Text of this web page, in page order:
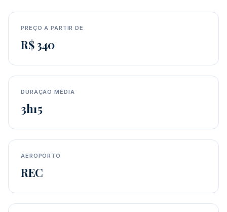
PREÇO A PARTIR DE
R$ 340
DURAÇÃO MÉDIA
3h15
AEROPORTO
REC